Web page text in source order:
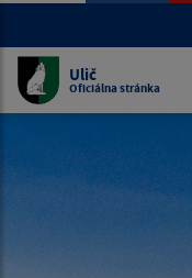
Ulič
Oficiálna stránka